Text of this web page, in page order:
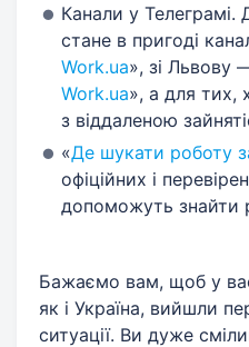
Канали у Телеграмі.
стане в пригоді
Work.ua», зі Львову
Work.ua», а для тих,
з віддаленою
«Де шукати роботу
офіційних і
допоможуть знайти
Бажаємо вам, щоб у
як і Україна, вийшли
ситуації. Ви дуже